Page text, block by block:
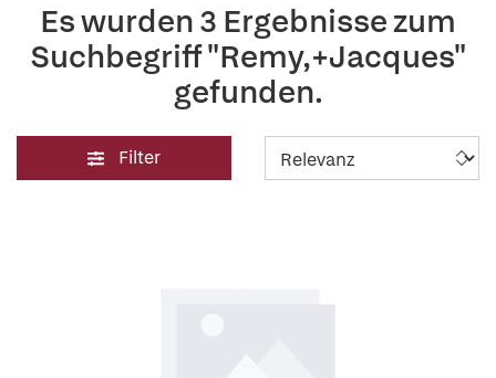
Es wurden 3 Ergebnisse zum
Suchbegriff "Remy,+Jacques"
gefunden.
Filter